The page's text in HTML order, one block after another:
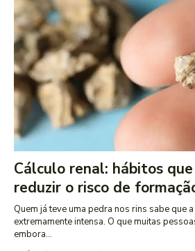
Cálculo renal: hábitos
reduzir o risco de
Quem já teve uma pedra nos rins sabe que
extremamente intensa. O que muitas
embora...